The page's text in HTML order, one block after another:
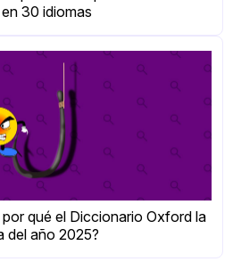
30 idiomas
por qué el Diccionario Oxford la
del año 2025?